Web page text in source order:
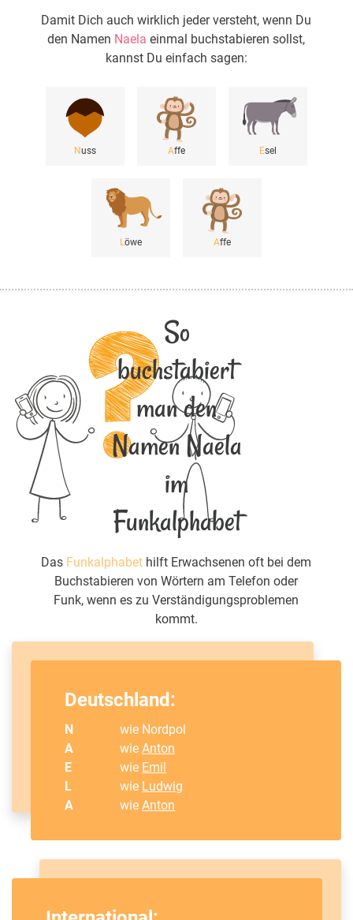
Damit Dich auch wirklich jeder versteht, wenn Du
den Namen Naela einmal buchstabieren sollst,
kannst Du einfach sagen:
Nuss Affe Esel
Löwe Affe
So
buchstabiert
man den
Namen Naela
im
Funkalphabet
Das Funkalphabet hilft Erwachsenen oft bei dem
Buchstabieren von Wörtern am Telefon oder
Funk, wenn es zu Verständigungsproblemen
kommt.
Deutschland:
N
wie Nordpol
A
wieAnton
E
wie Emil
L
wie Ludwig
A
wieAnton